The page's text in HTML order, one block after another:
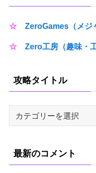
☆ ZeroGames（メジ
☆ Zero工房（趣味・
攻略タイトル
イ
最新のコメント